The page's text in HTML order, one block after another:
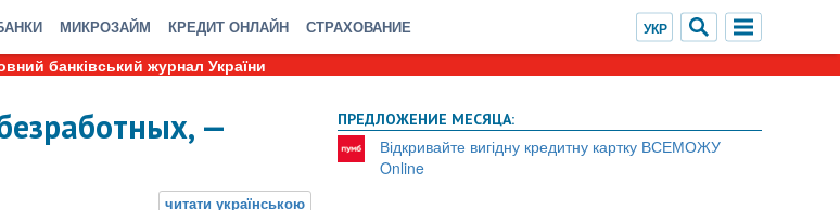
МИКРОЗАЙМ КРЕДИТ ОНЛАЙН СТРАХОВАНИЕ
банківський журнал України
—
ПРЕДЛОЖЕНИЕ МЕСЯЦА:
Відкривайте вигідну кредитну картку ВСЕМОЖУ
Online